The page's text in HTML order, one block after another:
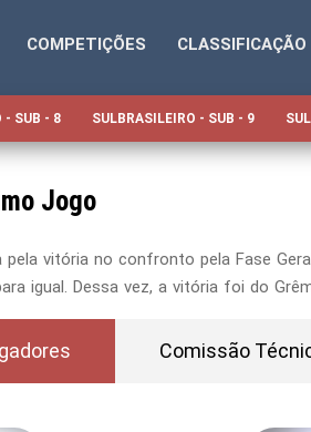
COMPETIÇÕES CLASSIFICAÇÃO
- SUB - 8 SULBRASILEIRO - SUB - 9
Jogo
pela vitória no confronto pela Fase
igual. Dessa vez, a vitória foi do
Comissão